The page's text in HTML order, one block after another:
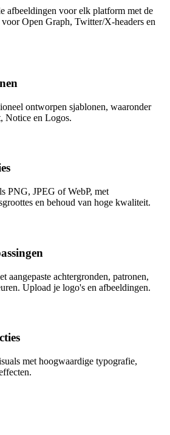
afbeeldingen voor elk platform met de
Open Graph, Twitter/X-headers en
ontworpen sjablonen, waaronder
Notice en Logos.
PNG, JPEG of WebP, met
en behoud van hoge kwaliteit.
aangepaste achtergronden, patronen,
Upload je logo's en afbeeldingen.
met hoogwaardige typografie,